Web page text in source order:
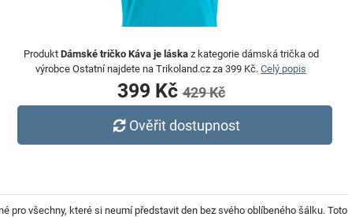
Produkt Dámské tričko Káva je láskaz kategorie dámská trička od
výrobce Ostatní najdete na Trikoland.cz za 399 Kč. Celý popis
399 Kč429 Kč
Ověřit dostupnost
pro všechny, které si neumí představit den bez svého oblíbeného šálku. Toto